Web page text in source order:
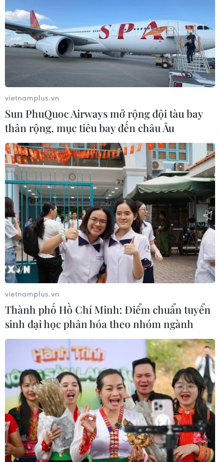
TIN CÙNG CHUYÊN MỤC
vietnamplus.vn
Sun PhuQuoc Airways mở rộng đội tàu bay
thân rộng, mục tiêu bay đến châu Âu
vietnamplus.vn
Thành phố Hồ Chí Minh: Điểm chuẩn tuyển
sinh đại học phân hóa theo nhóm ngành